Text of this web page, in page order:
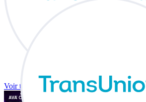
Voir toutes les intégrations